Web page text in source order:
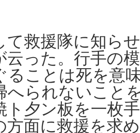
て救援隊に知ら
云った。行手の
ることは死を意
へられないこと
ト夕ン板を一枚
方面に救援を求